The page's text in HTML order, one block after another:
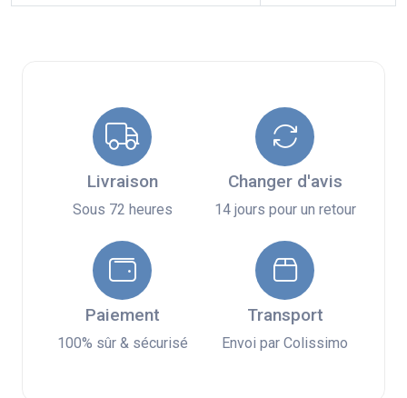
Livraison
Sous 72 heures
Changer d'avis
14 jours pour un retour
Paiement
100% sûr & sécurisé
Transport
Envoi par Colissimo